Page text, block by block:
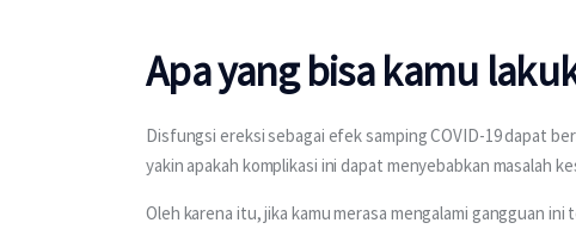
Apa yang bisa kamu
Disfungsi ereksi sebagai efek samping COVID-19 dapat
yakin apakah komplikasi ini dapat menyebabkan masalah
Oleh karena itu, jika kamu merasa mengalami gangguan